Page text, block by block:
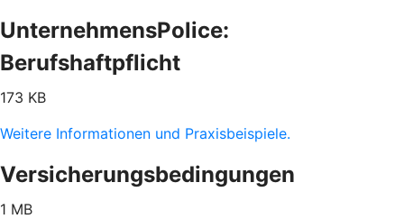
UnternehmensPolice:
Berufshaftpflicht
173 KB
Weitere Informationen und Praxisbeispiele.
Versicherungsbedingungen
1 MB